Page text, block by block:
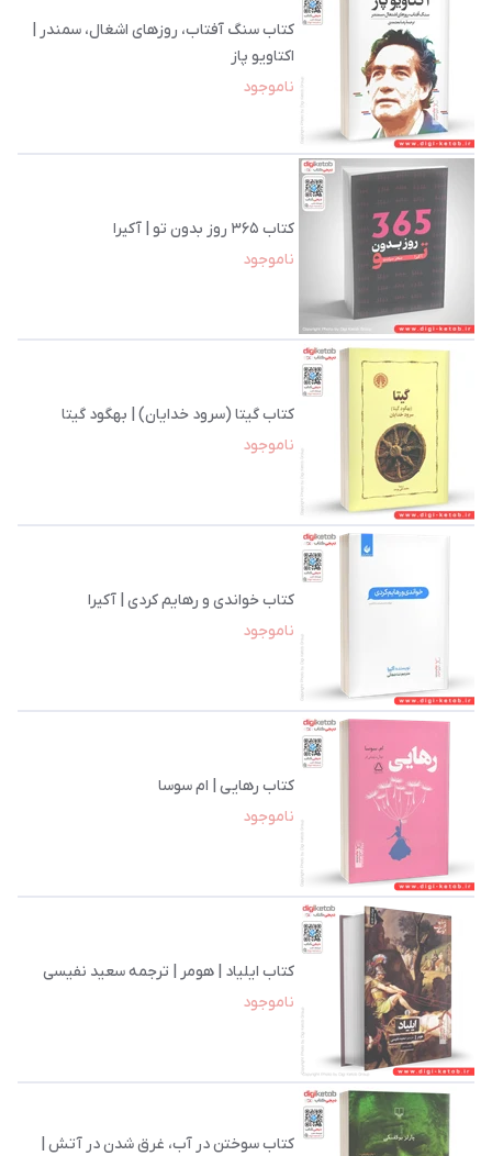
کتاب سنگ آفتاب، روزهای اشغال، سمندر |
اکتاویو پاز
ناموجود
کتاب ۳۶۵ روز بدون تو | آکیرا
ناموجود
کتاب گیتا (سرود خدایان) | بهگود گیتا
ناموجود
کتاب خواندی و رهایم کردی | آکیرا
ناموجود
کتاب رهایی | ام سوسا
ناموجود
کتاب ایلیاد | هومر | ترجمه سعید نفیسی
ناموجود
کتاب سوختن در آب، غرق شدن در آتش |